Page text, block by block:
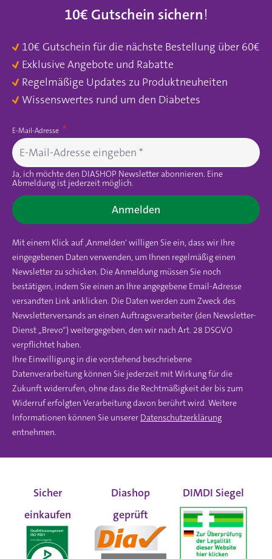
10€ Gutschein sichern!
10€ Gutschein für die nächste Bestellung über 60€
Exklusive Angebote und Rabatte
Regelmäßige Updates zu Produktneuheiten
Wissenswertes rund um den Diabetes
E-Mail-Adresse
Ja, ich möchte den DIASHOP Newsletter abonnieren. Eine
Abmeldung ist jederzeit möglich.
Anmelden
Mit einem Klick auf ‚Anmelden‘ willigen Sie ein, dass wir Ihre
eingegebenen Daten verwenden, um Ihnen regelmäßig einen
Newsletter zu schicken. Die Anmeldung müssen Sie noch
bestätigen, indem Sie einen an Ihre angegebene Email-Adresse
versandten Link anklicken. Die Daten werden zum Zweck des
Newsletterversands an einen Auftragsverarbeiter (den Newsletter-
Dienst „Brevo“) weitergegeben, den wir nach Art. 28 DSGVO
verpflichtet haben.
Ihre Einwilligung in die vorstehend beschriebene
Datenverarbeitung können Sie jederzeit mit Wirkung für die
Zukunft widerrufen, ohne dass die Rechtmäßigkeit der bis zum
Widerruf erfolgten Verarbeitung davon berührt wird. Weitere
Informationen können Sie unserer Datenschutzerklärung
entnehmen.
Sicher
einkaufen
Diashop
geprüft
DIMDI Siegel